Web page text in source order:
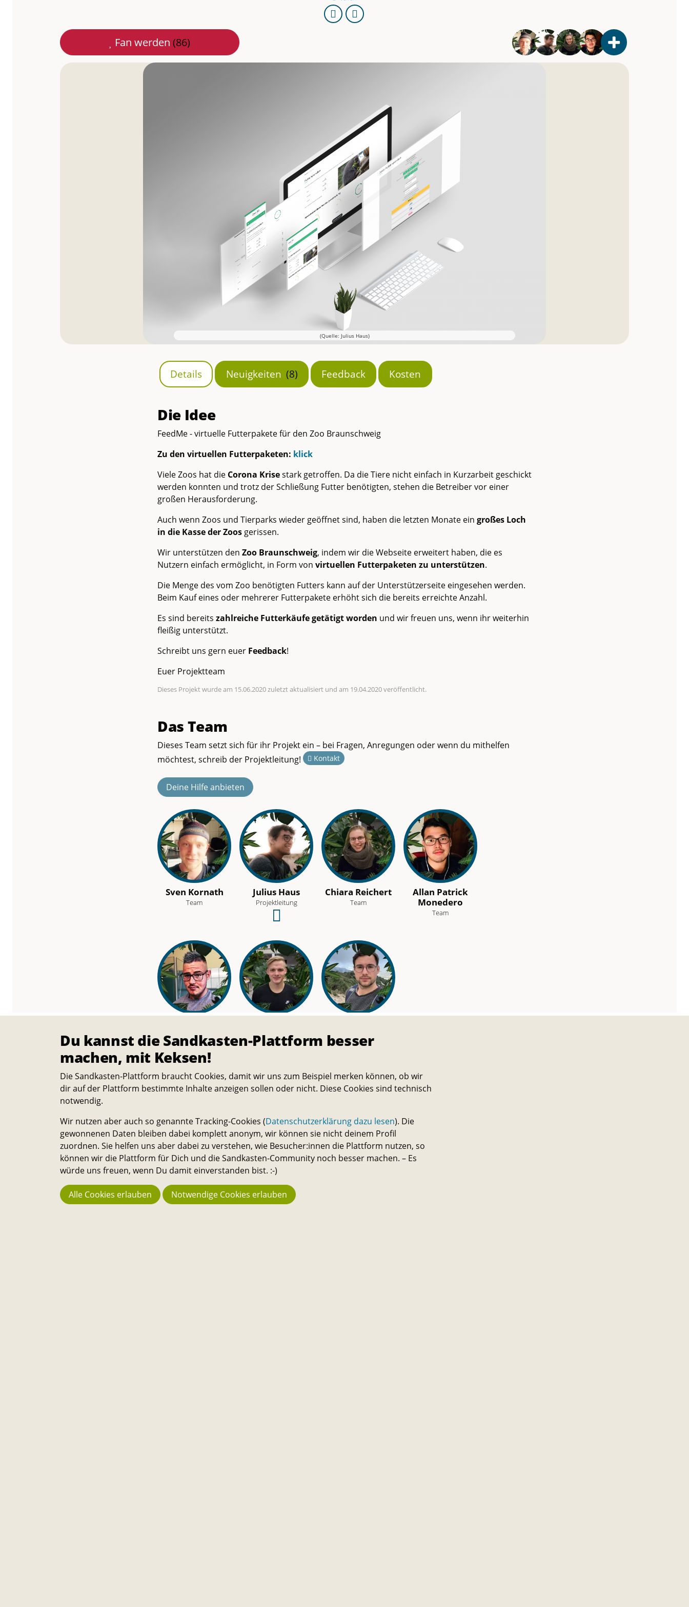
URL Per
teilen
Fan werden (86)
(Quelle: Julius Haus)
Details Neuigkeiten (8) Feedback Kosten
Die Idee
FeedMe - virtuelle Futterpakete für den Zoo Braunschweig
Zu den virtuellen Futterpaketen: klick
Viele Zoos hat die Corona Krisestark getroffen. Da die Tiere nicht einfach in Kurzarbeit geschickt
werden konnten und trotz der Schließung Futter benötigten, stehen die Betreiber vor einer
großen Herausforderung.
Auch wenn Zoos und Tierparks wieder geöffnet sind, haben die letzten Monate ein großes Loch
in die Kasse der Zoos gerissen.
Wir unterstützen den Zoo Braunschweig, indem wir die Webseite erweitert haben, die es
Nutzern einfach ermöglicht, in Form von virtuellen Futterpaketen zu unterstützen.
Die Menge des vom Zoo benötigten Futters kann auf der Unterstützerseite eingesehen werden.
Beim Kauf eines oder mehrerer Futterpakete erhöht sich die bereits erreichte Anzahl.
Es sind bereits zahlreiche Futterkäufe getätigt worden und wir freuen uns, wenn ihr weiterhin
fleißig unterstützt.
Schreibt uns gern euer Feedback!
Euer Projektteam
Dieses Projekt wurde am 15.06.2020 zuletzt aktualisiert und am 19.04.2020 veröffentlicht.
Das Team
Dieses Team setzt sich für ihr Projekt ein – bei Fragen, Anregungen oder wenn du mithelfen
möchtest, schreib der Projektleitung!
Kontakt
Deine Hilfe anbieten
Sven Kornath
Team
Julius Haus
Projektleitung
E-
Mail
an
dieses
Team-
Chiara Reichert
Team
Allan Patrick
Monedero
Team
Team
Team
Der Standort
Du kannst die Sandkasten-Plattform besser
machen, mit Keksen!
Die Sandkasten-Plattform braucht Cookies, damit wir uns zum Beispiel merken können, ob wir
dir auf der Plattform bestimmte Inhalte anzeigen sollen oder nicht. Diese Cookies sind technisch
notwendig.
Wir nutzen aber auch so genannte Tracking-Cookies (Datenschutzerklärung dazu lesen). Die
gewonnenen Daten bleiben dabei komplett anonym, wir können sie nicht deinem Profil
zuordnen. Sie helfen uns aber dabei zu verstehen, wie Besucher:innen die Plattform nutzen, so
können wir die Plattform für Dich und die Sandkasten-Community noch besser machen. – Es
würde uns freuen, wenn Du damit einverstanden bist. :-)
Alle Cookies erlauben Notwendige Cookies erlauben